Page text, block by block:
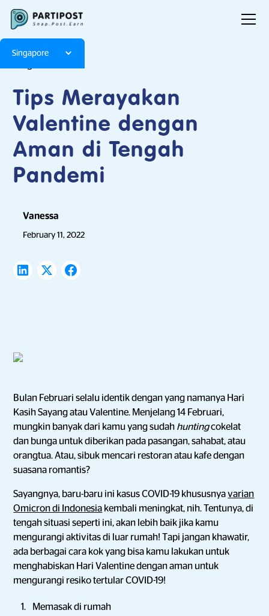
Singapore
Tips Merayakan
Valentine dengan
Aman di Tengah
Pandemi
Vanessa
February 11, 2022
Bulan Februari selalu identik dengan yang namanya Hari
Kasih Sayang atau Valentine. Menjelang 14 Februari,
mungkin banyak dari kamu yang sudah huntingcokelat
dan bunga untuk diberikan pada pasangan, sahabat, atau
orangtua. Atau, sibuk mencari restoran atau kafe dengan
suasana romantis?
Sayangnya, baru-baru ini kasus COVID-19 khususnyavarian
Omicron di Indonesia kembali meningkat, nih. Tentunya, di
tengah situasi seperti ini, akan lebih baik jika kamu
mengurangi aktivitas di luar rumah! Tapi jangan khawatir,
ada berbagai cara kok yang bisa kamu lakukan untuk
menghabiskan Hari Valentine dengan aman untuk
mengurangi resiko tertular COVID-19!
Memasak di rumah